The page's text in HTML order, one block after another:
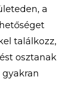
a
találkozz,
osztanak
gyakran